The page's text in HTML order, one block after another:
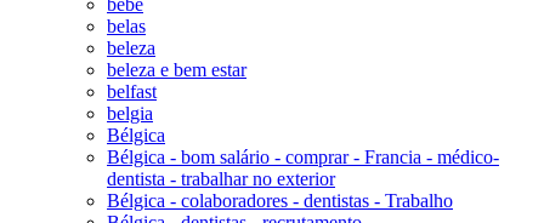
belas
beleza
beleza e bem estar
belfast
belgia
Bélgica
Bélgica - bom salário - comprar - Francia - médico-
dentista - trabalhar no exterior
Bélgica - colaboradores - dentistas - Trabalho